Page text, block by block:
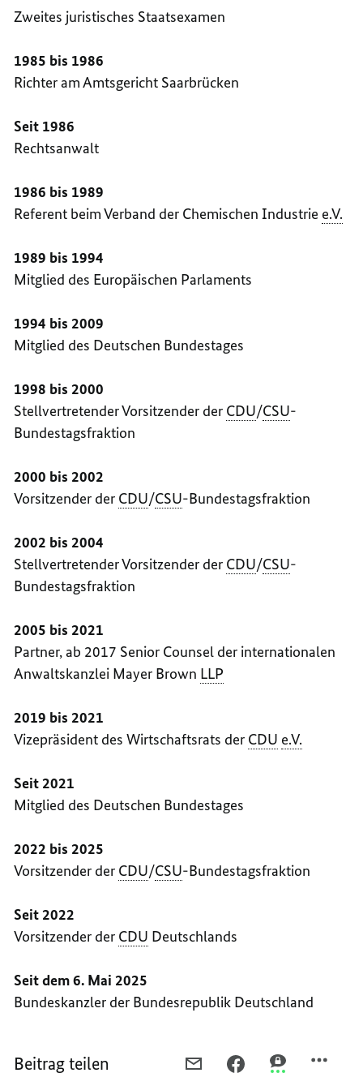
Zweites juristisches Staatsexamen
1985 bis 1986
Richter am Amtsgericht Saarbrücken
Seit 1986
Rechtsanwalt
1986 bis 1989
Referent beim Verband der Chemischen Industrie e.V.
1989 bis 1994
Mitglied des Europäischen Parlaments
1994 bis 2009
Mitglied des Deutschen Bundestages
1998 bis 2000
Stellvertretender Vorsitzender der CDU/CSU-
Bundestagsfraktion
2000 bis 2002
Vorsitzender der CDU/CSU-Bundestagsfraktion
2002 bis 2004
Stellvertretender Vorsitzender der CDU/CSU-
Bundestagsfraktion
2005 bis 2021
Partner, ab 2017 Senior Counsel der internationalen
Anwaltskanzlei Mayer Brown LLP
2019 bis 2021
Vizepräsident des Wirtschaftsrats der CDU e.V.
Seit 2021
Mitglied des Deutschen Bundestages
2022 bis 2025
Vorsitzender der CDU/CSU-Bundestagsfraktion
Seit 2022
Vorsitzender der CDU Deutschlands
Seit dem 6. Mai 2025
Bundeskanzler der Bundesrepublik Deutschland
Beitrag teilen